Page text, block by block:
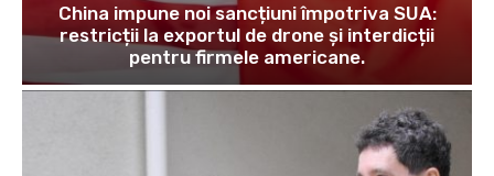
China impune noi sancțiuni împotriva SUA:
restricții la exportul de drone și interdicții
pentru firmele americane.